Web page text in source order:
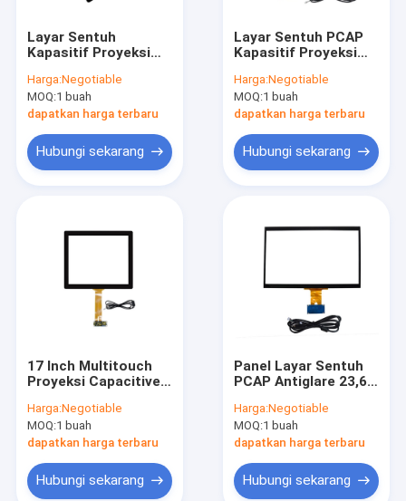
Tampilan Iklan LCD Luar Ruangan
Papan Pengajaran Layar Sentuh
Panel LCD TFT
Layar LCD Batang Membentang
Cermin Cerdas Layar Sentuh
Layar Sentuh
Kapasitif Proyeksi
Sentuh PCAP 16:10
12.1 '' Tahan Lama
Harga:Negotiable
MOQ:1 buah
dapatkan harga terbaru
Hubungi sekarang
Layar Sentuh PCAP
Kapasitif Proyeksi
Gaming 8.4 Inch
Harga:Negotiable
MOQ:1 buah
dapatkan harga terbaru
Hubungi sekarang
17 Inch Multitouch
Proyeksi Capacitive
silau Tahan Air
Harga:Negotiable
MOQ:1 buah
dapatkan harga terbaru
Hubungi sekarang
Panel Layar Sentuh
PCAP Antiglare 23,6
Sentuh
Harga:Negotiable
MOQ:1 buah
dapatkan harga terbaru
Hubungi sekarang